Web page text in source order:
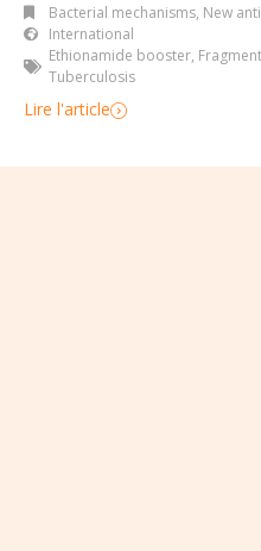
Bacterial mechanisms, New
International
Ethionamide booster,
Tuberculosis
Lire l'article